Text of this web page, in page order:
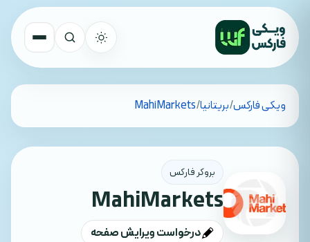
تمام کشورهاویکی فارکس/بریتانیا/
MahiMarkets
بروکر فارکس
MahiMarkets
درخواست ویرایش صفحه